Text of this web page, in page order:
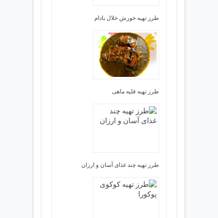
طرز تهیه خورش خلال بادام
طرز تهیه قلیه ماهی
طرز تهیه چند غذای آسان و ارزان